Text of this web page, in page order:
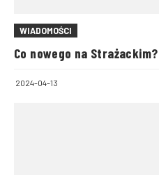
WIADOMOŚCI
Co nowego na Strażackim?
2024-04-13